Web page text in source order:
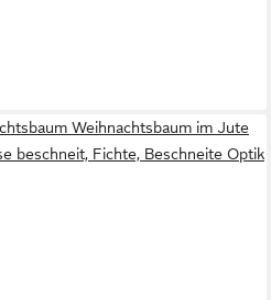
Weihnachtsbaum im Jute
beschneit, Fichte, Beschneite Optik